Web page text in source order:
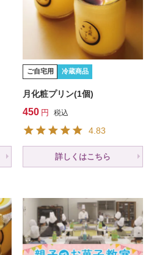
ご自宅用 冷蔵商品
月化粧プリン(1個)
450 税込
4.83
詳しくはこちら